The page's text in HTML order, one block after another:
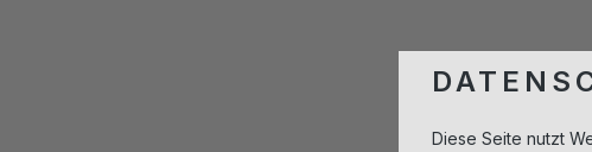
Diese Seite nutzt